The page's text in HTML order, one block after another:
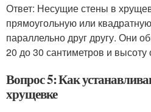
Ответ: Несущие стены в
прямоугольную или
параллельно друг другу. Они
20 до 30 сантиметров и высоту
Вопрос 5: Как
хрущевке